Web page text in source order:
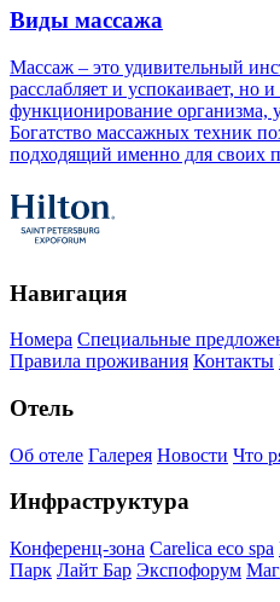
Виды массажа
Массаж – это удивительный
расслабляет и успокаивает, но
функционирование организма,
Богатство массажных техник
подходящий именно для своих
Навигация
Номера Специальные
Правила проживания Контакты
Отель
Об отеле Галерея Новости Что
Инфраструктура
Конференц-зона Carelica eco spa
Парк Лайт Бар Экспофорум